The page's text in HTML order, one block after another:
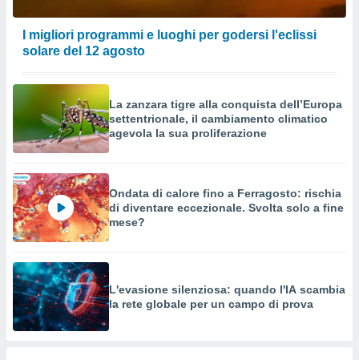
I migliori programmi e luoghi per godersi l'eclissi
solare del 12 agosto
La zanzara tigre alla conquista dell’Europa
settentrionale, il cambiamento climatico
agevola la sua proliferazione
Ondata di calore fino a Ferragosto: rischia
di diventare eccezionale. Svolta solo a fine
mese?
L'evasione silenziosa: quando l'IA scambia
la rete globale per un campo di prova